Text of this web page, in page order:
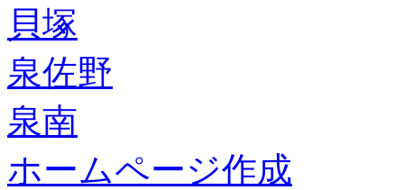
貝塚
泉佐野
泉南
ホームページ作成